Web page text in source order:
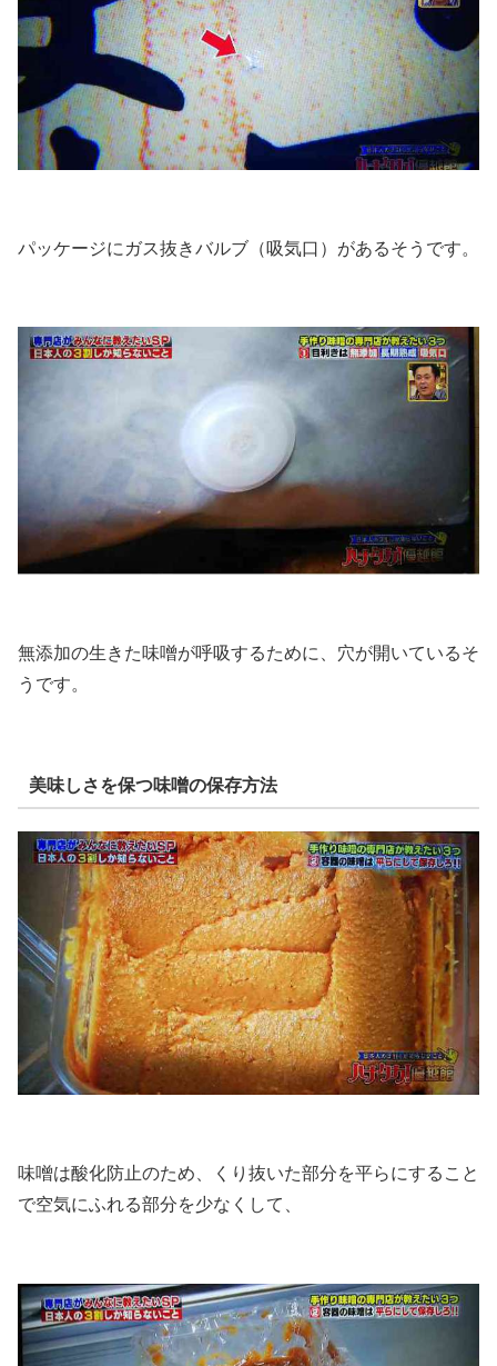
パッケージにガス抜きバルブ（吸気口）があるそうです。
無添加の生きた味噌が呼吸するために、穴が開いているそ
うです。
美味しさを保つ味噌の保存方法
味噌は酸化防止のため、くり抜いた部分を平らにすること
で空気にふれる部分を少なくして、